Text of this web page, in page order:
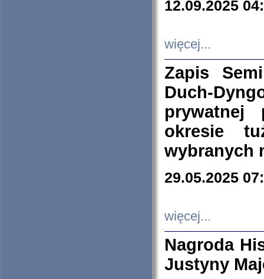
12.09.2025
więcej...
Zapis
Duch-
prywatnej
okresie
wybranych
29.05.2025
więcej...
Nagroda
Justyny